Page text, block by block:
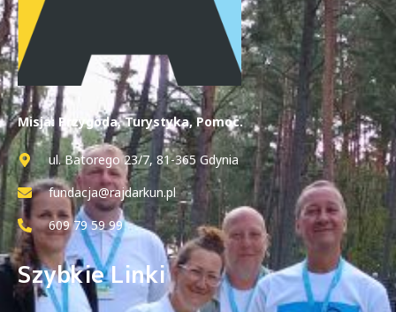
Misja: Przygoda, Turystyka, Pomoc.
ul. Batorego 23/7, 81-365 Gdynia
fundacja@rajdarkun.pl
609 79 59 99
Szybkie Linki